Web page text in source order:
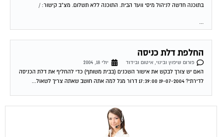
בתוכנה חדשה לניהול מיסי וועד הבית. התוכנה ללא תשלום. מצ"ב קישור: /
החלפת דלת כניסה
פורום שיפוץ ובינוי, איטום ובידוד
יולי 18, 2004
האם יש צורך לבקש את אישור השכנים (בבית משותף) כדי להחליף את דלת הכניסה
לדירתי? 19-07-2004 17:39:00 דרור מגל למה אתה חושב שאתה צריך לשאול...